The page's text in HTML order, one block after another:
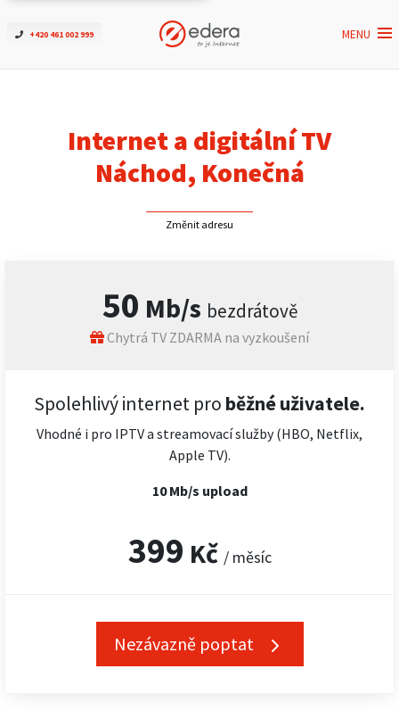
+420 461 002 999 MENU
Ověřit dostupnost
ČEZNET TV
Kontakt
Internet a digitální TV
Náchod, Konečná
Změnit adresu
50 Mb/s bezdrátově
Chytrá TV ZDARMA na vyzkoušení
Spolehlivý internet pro běžné uživatele.
Vhodné i pro IPTV a streamovací služby (HBO, Netflix,
Apple TV).
10 Mb/s upload
399 Kč / měsíc
Nezávazně poptat